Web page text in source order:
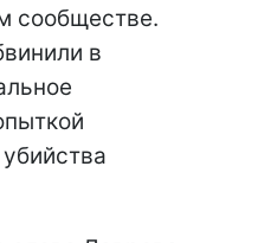
сообществе.
в